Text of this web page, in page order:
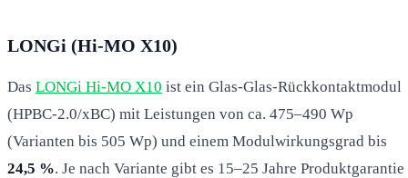
LONGi (Hi-MO X10)
Das LONGi Hi-MO X10 ist ein Glas-Glas-Rückkontaktmodul
(HPBC-2.0/xBC) mit Leistungen von ca. 475–490 Wp
(Varianten bis 505 Wp) und einem Modulwirkungsgrad bis
24,5 %. Je nach Variante gibt es 15–25 Jahre Produktgarantie